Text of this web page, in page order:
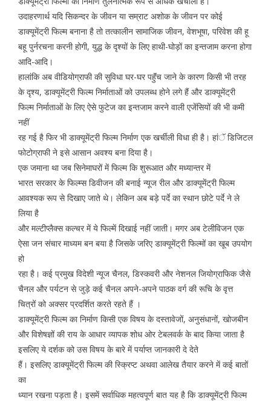
उदाहरणार्थ यदि सिकन्दर के जीवन या सम्राट अशोक के जीवन पर कोई
डाक्यूमेंट्री फिल्म बनाना है तो तत्कालीन सामाजिक जीवन, वेशभूषा, परिवेश की हू
बहू पुर्नरचना करनी होगी, युद्ध के दृश्यों के लिए हाथी-घोड़ों का इन्तजाम करना होगा
आदि-आदि।
हालांकि अब वीडियोग्राफी की सुविधा घर-घर पहुॅंच जाने के कारण किसी भी तरह
के दृश्य, डाक्यूमेंट्री फिल्म निर्माताओं को उपलब्ध होने लगे हैं और डाक्यूमेंट्री
फिल्म निर्माताओं के लिए ऐसे फुटेज का इन्तजाम करने वाली एजेंसियों की भी कमी
नहीं
रह गई है फिर भी डाक्यूमेंट्री फिल्म निर्माण एक खर्चीली विधा ही है। हांॅ डिजिटल
फोटोग्राफी ने इसे आसान अवश्य बना दिया है।
एक जमाना था जब सिनेमाघरों में फिल्म कि शुरूआत और मध्यान्तर में
भारत सरकार के फिल्म्स डिवीजन की बनाई न्यूज रील और डाक्यूमेंट्री फिल्म
आवश्यक रूप से दिखाए जाते थे। लेकिन अब बड़े पर्दे का स्थान छोटे पर्दे ने ले
लिया है
और मल्टीप्लैक्स कल्चर में ये फिल्में दिखाई नहीं जाती। मगर अब टेलीविजन एक
ऐसा जन संचार माध्यम बन बया है जिसके जरिए डाक्यूमेंट्री फिल्मों का खूब उपयोग
हो
रहा है। कई प्रमुख विदेशी न्यूज चैनल, डिस्कवरी और नेशनल जियोग्राफिक जैसे
चैनल और पर्यटन से जुड़े कई चैनल अपने-अपने पाठक वर्ग की रूचि के वृत्त
चित्रों को अक्सर प्रदर्शित करते रहते हैं ।
डाक्यूमेंट्री फिल्म का निर्माण किसी एक विषय के दस्तावेजों, अनुसंधानों, खोजबीन
और विशेषज्ञों की राय के आधार व्यापक शोध ओर टेबलवर्क के बाद किया जाता है
इसलिए ये दर्शक को उस विषय के बारे में पर्याप्त जानकारी दे देते
हैं। इसलिए डाक्यूमेंट्री फिल्म की स्क्रिप्ट अथवा आलेख तैयार करने में कई बातों
का
ध्यान रखना पड़ता है। इसमें सर्वाधिक महत्वपूर्ण बात यह है कि डाक्यूमेंट्री फिल्म